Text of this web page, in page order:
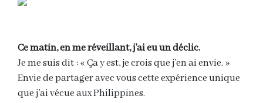
Ce matin, en me réveillant, j’ai eu un déclic.
Je me suis dit : « Ça y est, je crois que j’en ai envie. »
Envie de partager avec vous cette expérience unique
que j’ai vécue aux Philippines.